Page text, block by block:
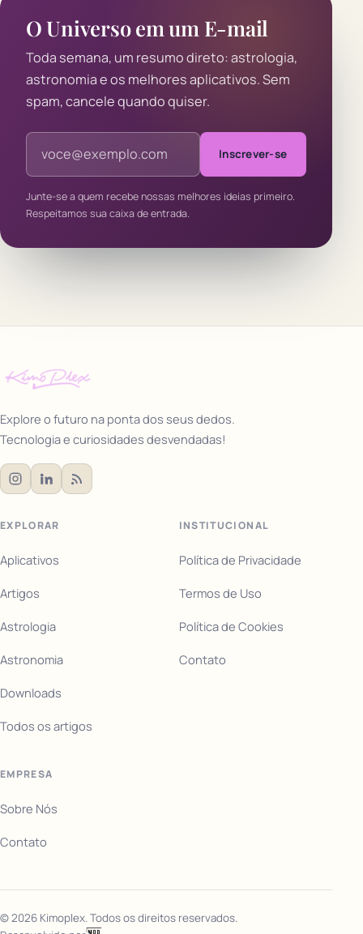
O Universo em um E-mail
Toda semana, um resumo direto: astrologia,
astronomia e os melhores aplicativos. Sem
spam, cancele quando quiser.
Endereço de e-mail
Inscrever-se
Junte-se a quem recebe nossas melhores ideias primeiro.
Respeitamos sua caixa de entrada.
Explore o futuro na ponta dos seus dedos.
Tecnologia e curiosidades desvendadas!
EXPLORAR
Aplicativos
Artigos
Astrologia
Astronomia
Downloads
Todos os artigos
INSTITUCIONAL
Política de Privacidade
Termos de Uso
Política de Cookies
Contato
EMPRESA
Sobre Nós
Contato
©2026 Kimoplex. Todos os direitos reservados.